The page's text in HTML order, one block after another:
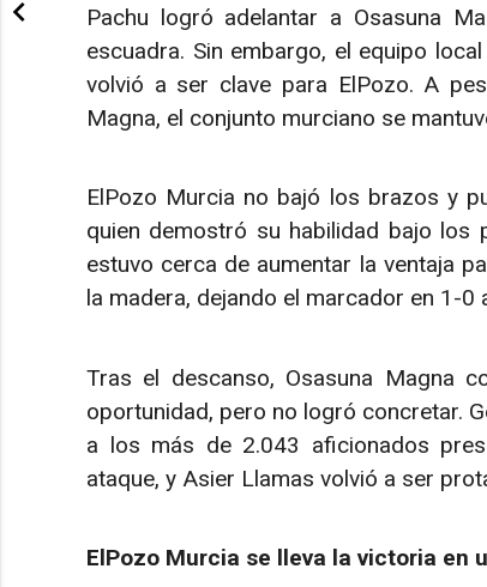
Pachu logró adelantar a Osasuna
escuadra. Sin embargo, el equipo
volvió a ser clave para ElPozo. A
Magna, el conjunto murciano se
ElPozo Murcia no bajó los brazos y
quien demostró su habilidad bajo los
estuvo cerca de aumentar la ventaja
la madera, dejando el marcador en 1-
Tras el descanso, Osasuna Magna
oportunidad, pero no logró concretar.
a los más de 2.043 aficionados
ataque, y Asier Llamas volvió a ser
ElPozo Murcia se lleva la victoria en